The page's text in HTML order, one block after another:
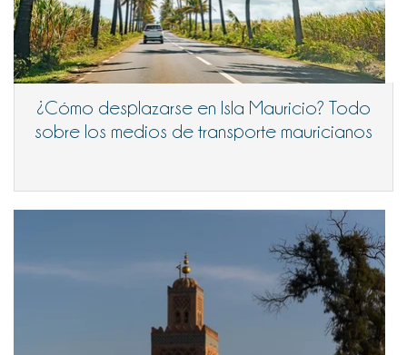
¿Cómo desplazarse en Isla Mauricio? Todo
sobre los medios de transporte mauricianos